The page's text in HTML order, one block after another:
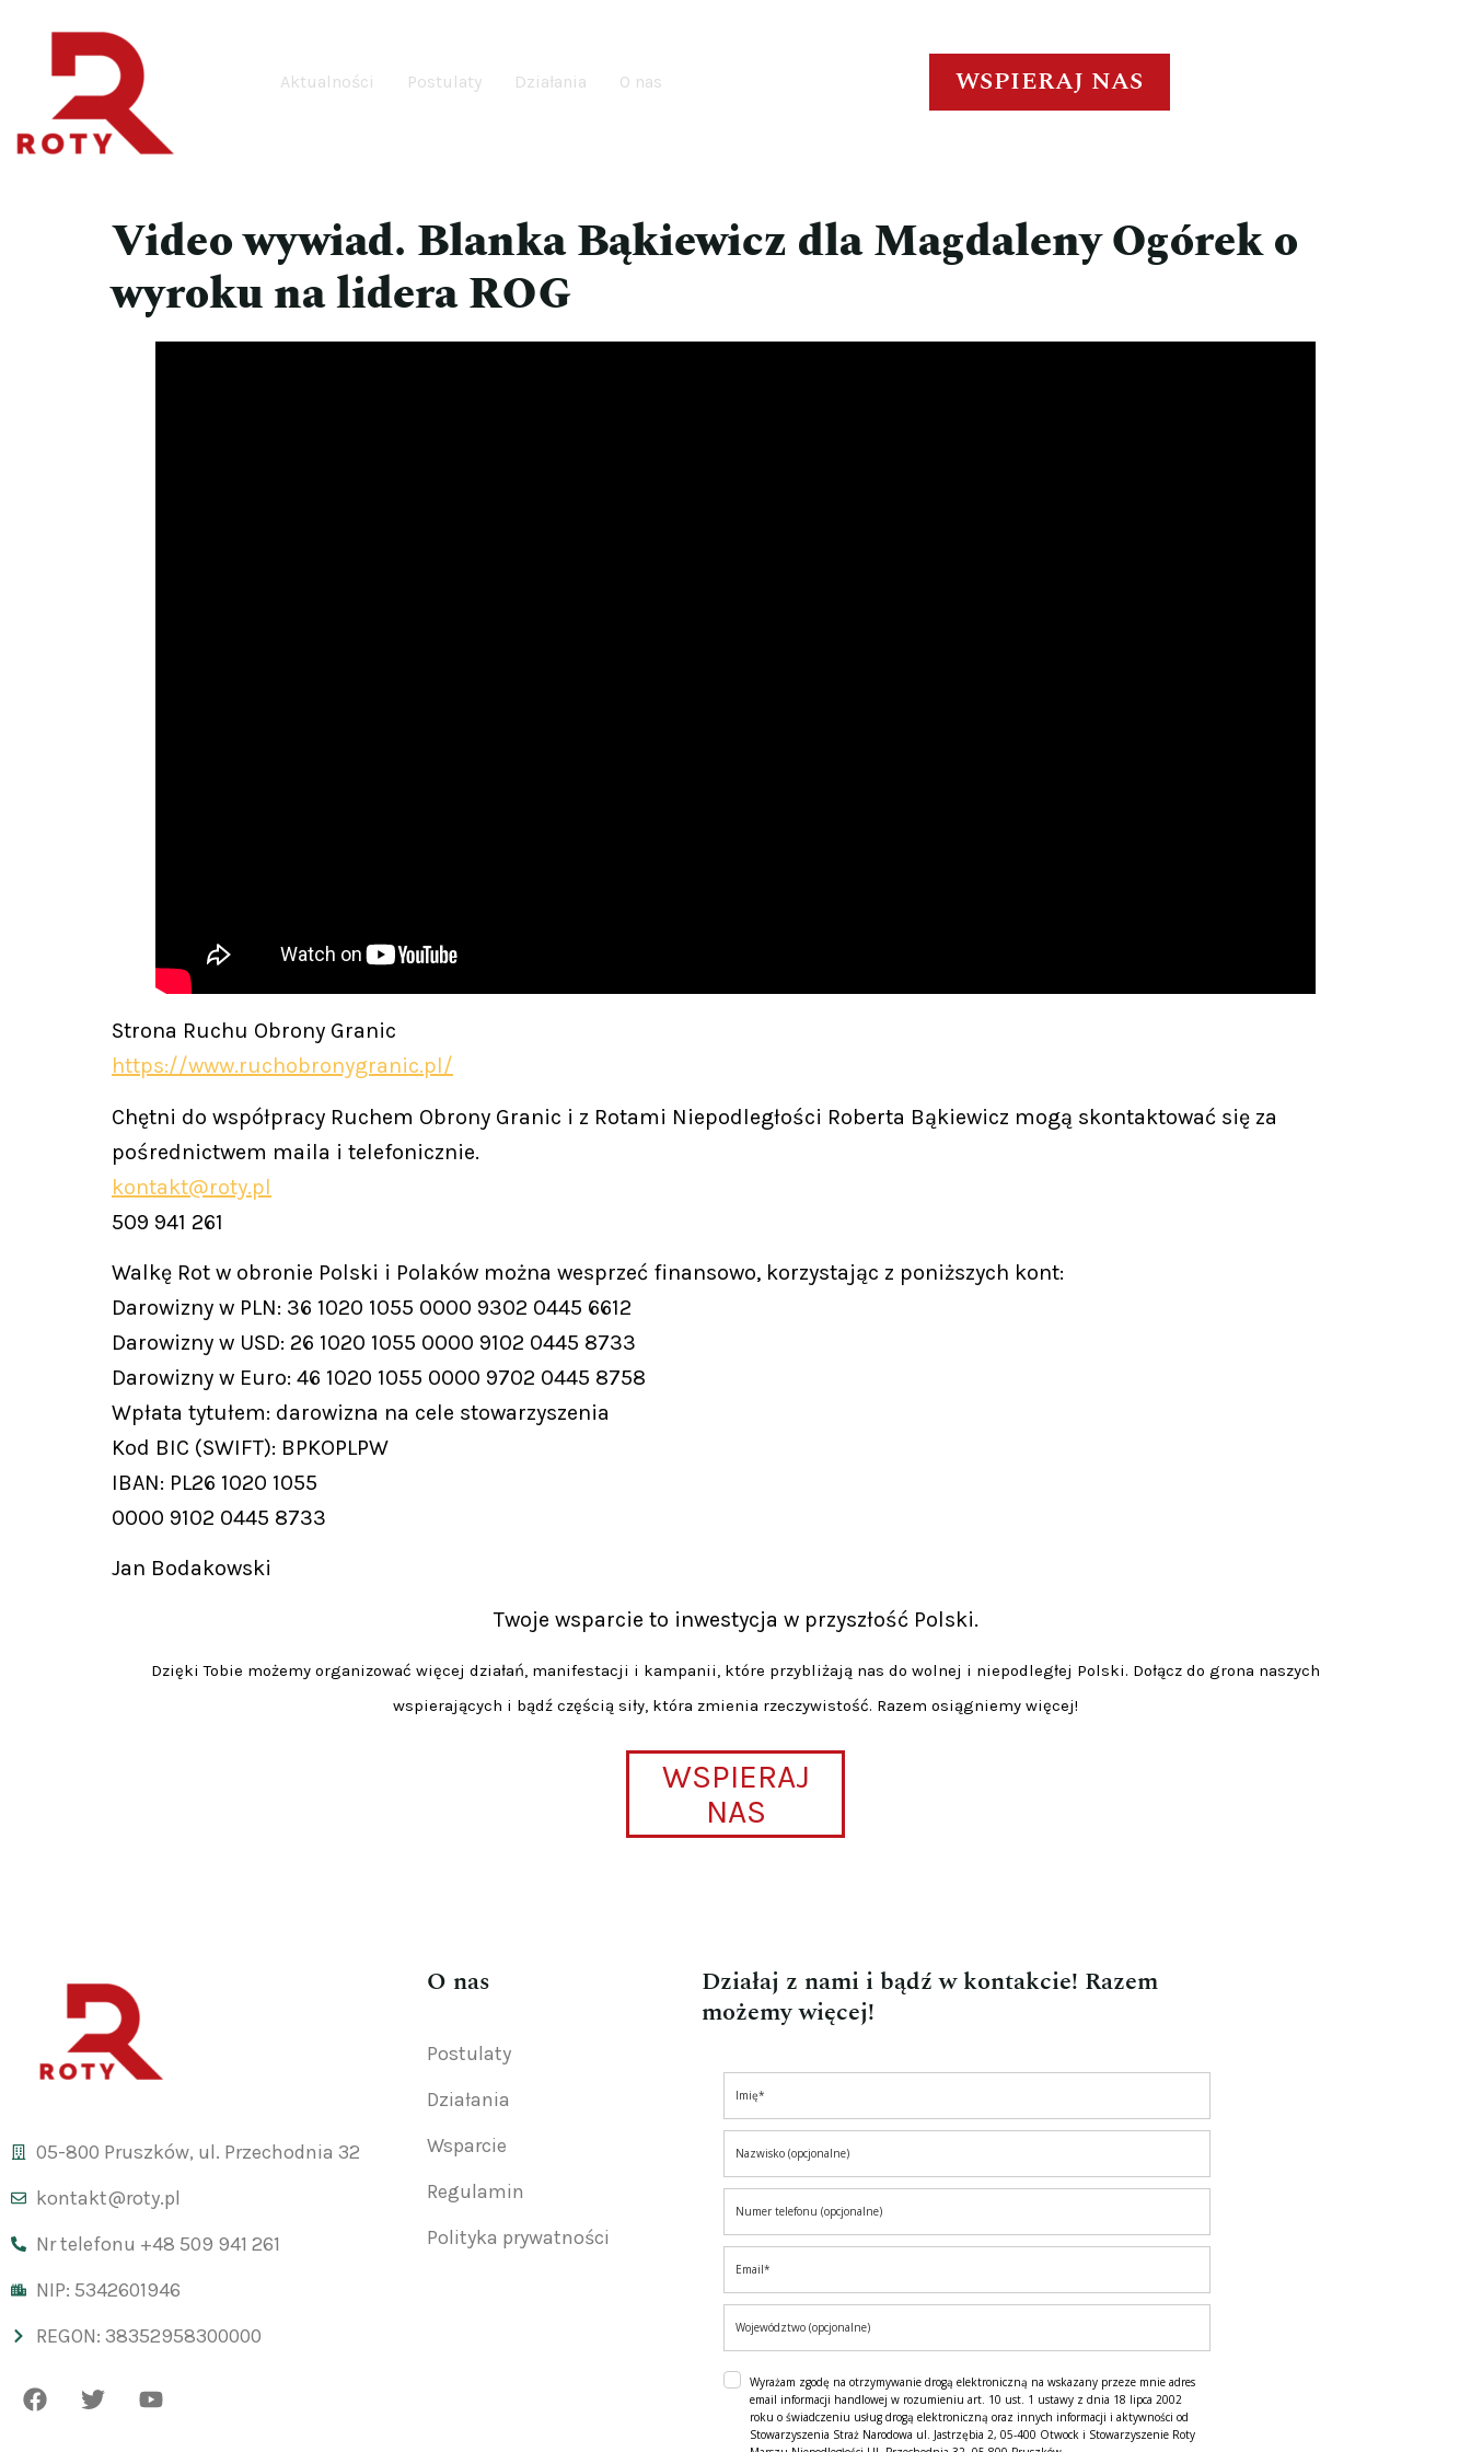
Aktualności Postulaty Działania O nas WSPIERAJ NAS
Video wywiad. Blanka Bąkiewicz dla Magdaleny Ogórek o
wyroku na lidera ROG
Strona Ruchu Obrony Granic
https://www.ruchobronygranic.pl/
Chętni do współpracy Ruchem Obrony Granic i z Rotami Niepodległości Roberta Bąkiewicz mogą skontaktować się za
pośrednictwem maila i telefonicznie.
kontakt@roty.pl
509 941 261
Walkę Rot w obronie Polski i Polaków można wesprzeć finansowo, korzystając z poniższych kont:
Darowizny w PLN: 36 1020 1055 0000 9302 0445 6612
Darowizny w USD: 26 1020 1055 0000 9102 0445 8733
Darowizny w Euro: 46 1020 1055 0000 9702 0445 8758
Wpłata tytułem: darowizna na cele stowarzyszenia
Kod BIC (SWIFT): BPKOPLPW
IBAN: PL26 1020 1055
0000 9102 0445 8733
Jan Bodakowski
Twoje wsparcie to inwestycja w przyszłość Polski.
Dzięki Tobie możemy organizować więcej działań, manifestacji i kampanii, które przybliżają nas do wolnej i niepodległej Polski. Dołącz do grona naszych
wspierających i bądź częścią siły, która zmienia rzeczywistość. Razem osiągniemy więcej!
WSPIERAJ
NAS
05-800 Pruszków, ul. Przechodnia 32
kontakt@roty.pl
Nr telefonu +48 509 941 261
NIP: 5342601946
REGON: 38352958300000
O nas
Postulaty
Działania
Wsparcie
Regulamin
Polityka prywatności
Działaj z nami i bądź w kontakcie! Razem
możemy więcej!
Wyrażam zgodę na otrzymywanie drogą elektroniczną na wskazany przeze mnie adres
email informacji handlowej w rozumieniu art. 10 ust. 1 ustawy z dnia 18 lipca 2002
roku o świadczeniu usług drogą elektroniczną oraz innych informacji i aktywności od
Stowarzyszenia Straż Narodowa ul. Jastrzębia 2, 05-400 Otwock i Stowarzyszenie Roty